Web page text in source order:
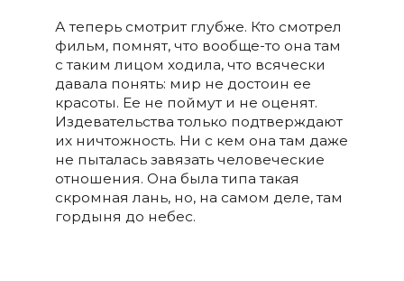
А теперь смотрит глубже. Кто смотрел
фильм, помнят, что вообще-то она там
с таким лицом ходила, что всячески
давала понять: мир не достоин ее
красоты. Ее не поймут и не оценят.
Издевательства только подтверждают
их ничтожность. Ни с кем она там даже
не пыталась завязать человеческие
отношения. Она была типа такая
скромная лань, но, на самом деле, там
гордыня до небес.